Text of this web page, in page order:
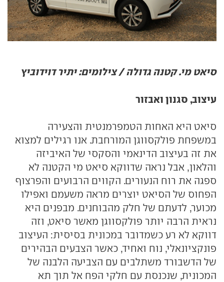
סיאט מי. קטנה גדולה / צילומים: יתיר דוידוביץ
עיצוב, סגנון ואבזור
סיאט היא האחות הטמפרמנטית והצעירה
במשפחת פולקסווגן המורחבת. אנו רגילים למצוא
את זה בעיצוב הדינאמי והסקסי של האיביזה
והלאון, אבל נראה שדווקא סיאט מי הקטנה לא
ספגה את רוח הנעורים. הקווים הרבועים והפרצוף
הפחוס של הסיאט יוצרים מראה משעמם ואפילו
מכוער, לדעתם של חלק מהבוחנים. מבפנים היא
נראית הרבה יותר פולקסווגן מאשר סיאט, וזה
דווקא לא רע כשמדובר במכונית בסיסית: העיצוב
פונקציונאלי, נוח ואחיד, כאשר הצבעים הבהירים
של הדשבורד משתלבים עם הצביעה הלבנה של
המכונית, שנכנסת עם חלקי הפח אל תוך תא